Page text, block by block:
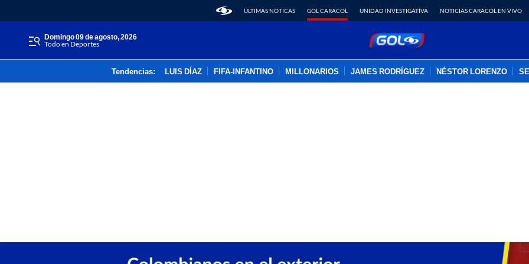
ÚLTIMAS NOTICAS GOL CARACOL UNIDAD INVESTIGATIVA NOTICIAS CARACOL EN VIVO
domingo 09 de agosto, 2026
Todo en Deportes
Tendencias: LUIS DÍAZ FIFA-INFANTINO MILLONARIOS JAMES RODRÍGUEZ NÉSTOR LORENZO